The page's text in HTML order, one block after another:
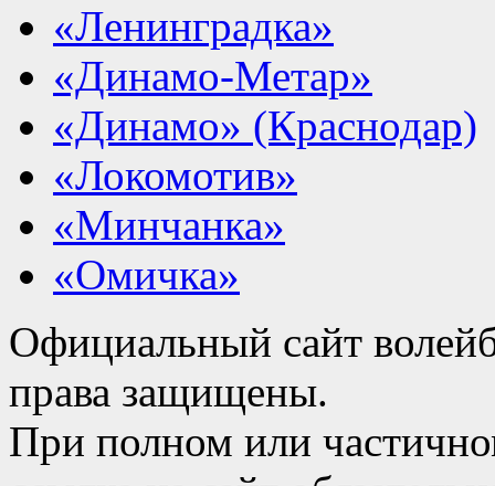
«Ленинградка»
«Динамо-Метар»
«Динамо» (Краснодар)
«Локомотив»
«Минчанка»
«Омичка»
Официальный сайт
права защищены.
При полном или